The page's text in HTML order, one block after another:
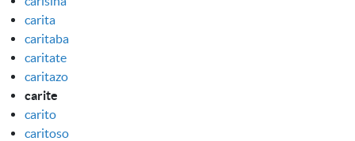
carita
caritaba
caritate
caritazo
carite
carito
caritoso